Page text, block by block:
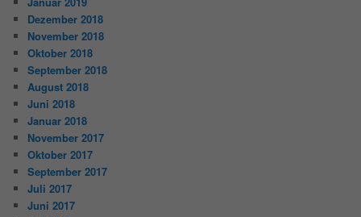
Dezember 2018
November 2018
Oktober 2018
September 2018
August 2018
Juni 2018
Januar 2018
November 2017
Oktober 2017
September 2017
Juli 2017
Juni 2017